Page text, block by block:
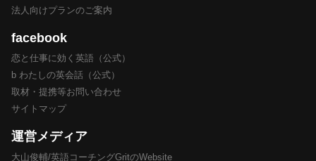
法人向けプランのご案内
facebook
恋と仕事に効く英語（公式）
b わたしの英会話（公式）
取材・提携等お問い合わせ
サイトマップ
運営メディア
大山俊輔/英語コーチングGritのWebsite